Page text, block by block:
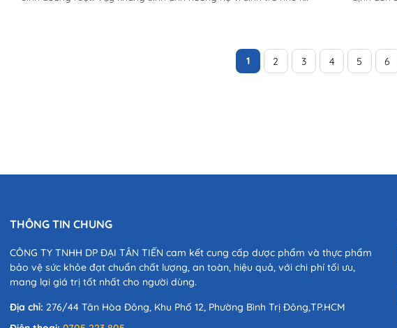
1
2 3 4 5 6
THÔNG TIN CHUNG
CÔNG TY TNHH DP ĐẠI TÂN TIẾN cam kết cung cấp dược phẩm và thực phẩm
bảo vệ sức khỏe đạt chuẩn chất lượng, an toàn, hiệu quả, với chi phí tối ưu,
mang lại giá trị tốt nhất cho người dùng.
Địa chỉ: 276/44 Tân Hòa Đông, Khu Phố 12, Phường Bình Trị Đông,TP.HCM